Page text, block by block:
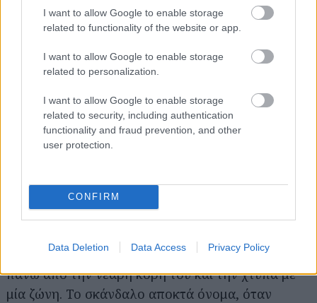
I want to allow Google to enable storage
related to functionality of the website or app.
I want to allow Google to enable storage
related to personalization.
I want to allow Google to enable storage
related to security, including authentication
functionality and fraud prevention, and other
user protection.
CONFIRM
Data Deletion Data Access Privacy Policy
«βασιλικός» τους γάμος και η συζυγική τους ζωή,
όλα δοσμένα μέσα από πλούσιες δόσεις reality
TV βρήκαν ανταπόκριση από εκατομμύρια
τηλεθεατές. Και αφού η Κιμ εκμεταλλεύθηκε το
ιερό μυστήριο, λίγους μήνες μετά καταθέτει
αίτηση διαζυγίου. Κι επειδή, έχει ο καιρός
γυρίσματα, τώρα 100.000 άνθρωποι υπέγραψαν
online petition για να σταματήσει το show της,
*Η βία της «τυφλής» δικαιοσύνης
περασμένο Οκτώβριο. Ένας άνδρας στέκεται
πάνω από την νεαρή κόρη του και την χτυπά με
μία ζώνη. Το σκάνδαλο αποκτά όνομα, όταν